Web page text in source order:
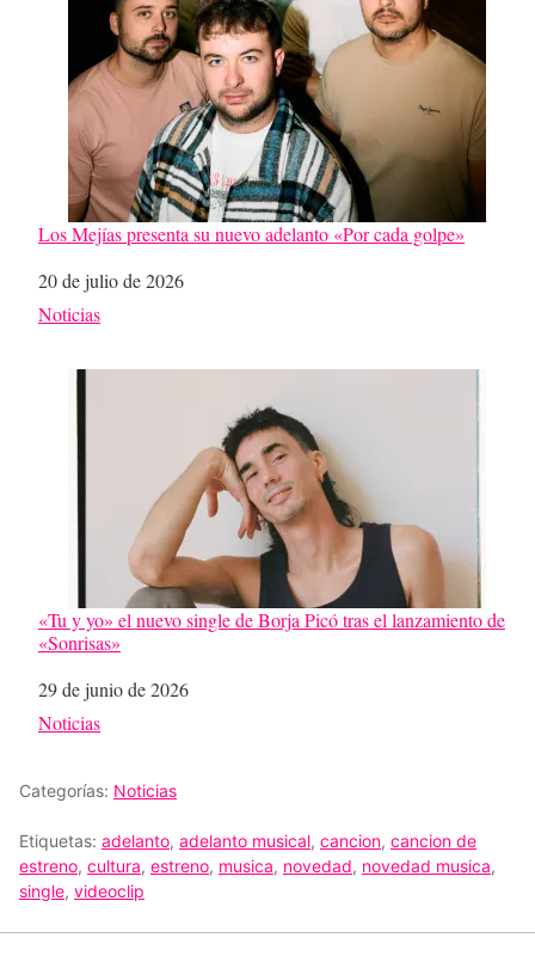
Los Mejías presenta su nuevo adelanto «Por cada golpe»
Fecha
20 de julio de 2026
Respecto a
Noticias
«Tu y yo» el nuevo single de Borja Picó tras el lanzamiento de
«Sonrisas»
Fecha
29 de junio de 2026
Respecto a
Noticias
Categorías: Noticias
Etiquetas: adelanto, adelanto musical, cancion, cancion de
estreno, cultura, estreno, musica, novedad, novedad musica,
single, videoclip